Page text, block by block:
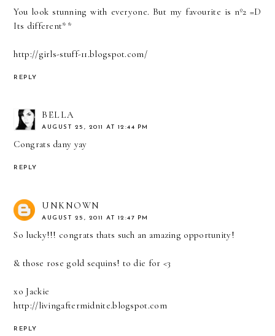
You look stunning with everyone. But my favourite is nº2 =D
Its different**
http://girls-stuff-11.blogspot.com/
REPLY
BELLA
AUGUST 25, 2011 AT 12:44 PM
Congrats dany yay
REPLY
UNKNOWN
AUGUST 25, 2011 AT 12:47 PM
So lucky!!! congrats thats such an amazing opportunity!
& those rose gold sequins! to die for <3
xo Jackie
http://livingaftermidnite.blogspot.com
REPLY